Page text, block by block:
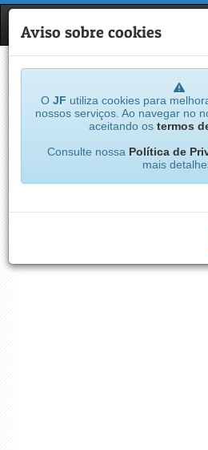
JF
Aviso sobre cookies
O JF utiliza cookies para
nossos serviços. Ao navegar no
aceitando os termos
Consulte nossa Política de
mais